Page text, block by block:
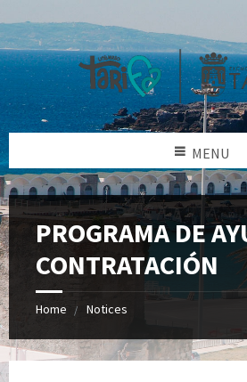
MENU
PROGRAMA DE
CONTRATACIÓN
Home Notices